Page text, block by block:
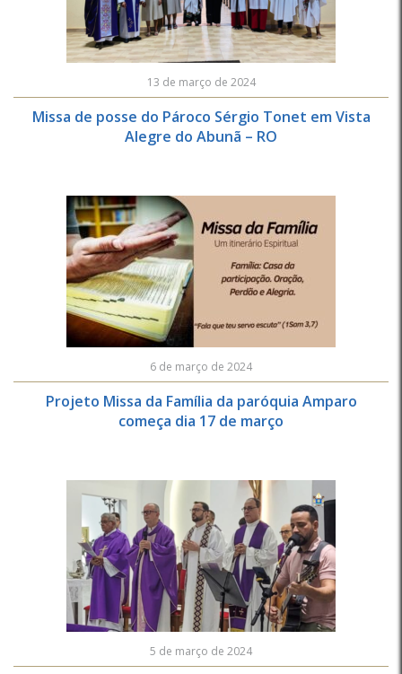
13 de março de 2024
Missa de posse do Pároco Sérgio Tonet em Vista
Alegre do Abunã – RO
6 de março de 2024
Projeto Missa da Família da paróquia Amparo
começa dia 17 de março
5 de março de 2024